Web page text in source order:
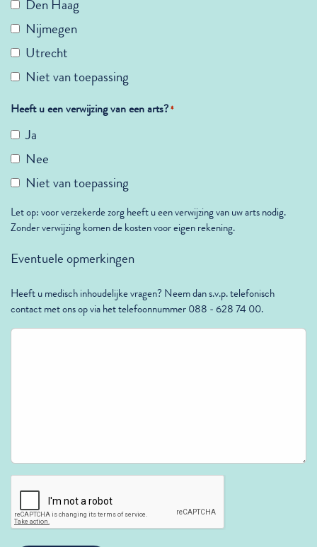
Den Haag
Nijmegen
Utrecht
Niet van toepassing
Heeft u een verwijzing van een arts?*
Ja
Nee
Niet van toepassing
Let op: voor verzekerde zorg heeft u een verwijzing van uw arts nodig.
Zonder verwijzing komen de kosten voor eigen rekening.
Eventuele opmerkingen
Heeft u medisch inhoudelijke vragen? Neem dan s.v.p. telefonisch
contact met ons op via het telefoonnummer 088 - 628 74 00.